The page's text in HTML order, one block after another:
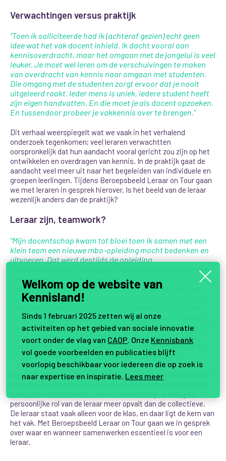
Verwachtingen versus praktijk
“Toen ik solliciteerde had ik (achteraf gezien) echt geen
idee wat het vak docent inhield. Ik dacht vooral aan
kennisoverdracht, maar het omgaan met de jongelui is veel
leuker. Je moet wel leren om de verschuivingen te maken
van overdracht van kennis naar omgaan met studenten.
Die omgang met de studenten zorgt ervoor dat je nooit
uitgeleerd raakt. Ieder mens is uniek, iedere student heeft
zijn eigen handvatten. En die moet je als docent opzoeken.
En tussendoor probeer je vakkennis over te brengen.”
Dit verhaal weerspiegelt wat we vaak in het verhalend
onderzoek tegenkomen; veel leraren verwachtten
oorspronkelijk dat hun aandacht vooral gericht zou zijn op het
ontwikkelen en overdragen van kennis. In de praktijk gaat de
aandacht veel meer uit naar het begeleiden van individuele en
groepen leerlingen. Tijdens Beroepsbeeld Leraar on Tour gaan
we met leraren in gesprek hierover. Is het beeld van de leraar
wezenlijk anders dan de praktijk?
Leraar zijn, teamwork?
“Mijn docentschap kwam tot bloei toen ik samen met een
klein team een nieuwe mbo-opleiding mocht bedenken en
uitvoeren. Dat werd destijds de opleiding
Uniformberoepen. Ik kreeg zó ontzettend veel energie van
de leuke reacties van studenten, hun ouders en hun oud-
docenten. Die opleiding bleek een gat in de mbo-markt!
Opmerkingen als: “Meneer, door ons uniform word ik niet
jullie hier met mijn oud-student? Hij zegt opeens ‘meneer’
tegen mij en geeft me een hand!” En “Ik weet niet wat er op
school allemaal gebeurt maar mijn zoon gaat
donderdagavond niet meer stappen, maar ligt languit bij
ons op de bank”. Daar doe je het voor, als docent!”
Het verhaal hierboven is een mooi voorbeeld van teamwork in
persoonlijke rol van de leraar meer opvalt dan de collectieve.
De leraar staat vaak alleen voor de klas, en daar ligt de kern van
het vak. Met Beroepsbeeld Leraar on Tour gaan we in gesprek
over waar en wanneer samenwerken essentieel is voor een
leraar.
Welkom op de website van
Kennisland!
Sinds 1 februari 2025 zetten wij al onze
activiteiten op het gebied van sociale innovatie
voort onder de vlag van CAOP. Onze Kennisbank
vol goede voorbeelden en publicaties blijft
voorlopig beschikbaar voor iedereen die op zoek is
naar expertise en inspiratie. Lees meer